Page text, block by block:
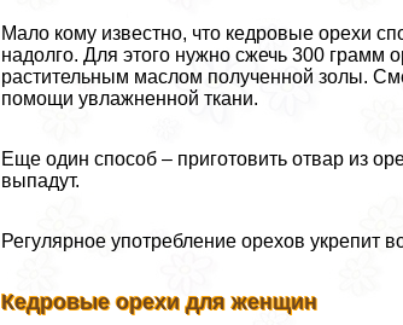
Мало кому известно, что кедровые орехи
надолго. Для этого нужно сжечь 300
растительным маслом полученной золы.
помощи увлажненной ткани.
Еще один способ – приготовить отвар из
выпадут.
Регулярное употрeбление орехов укрепит
Кедровые орехи для женщин